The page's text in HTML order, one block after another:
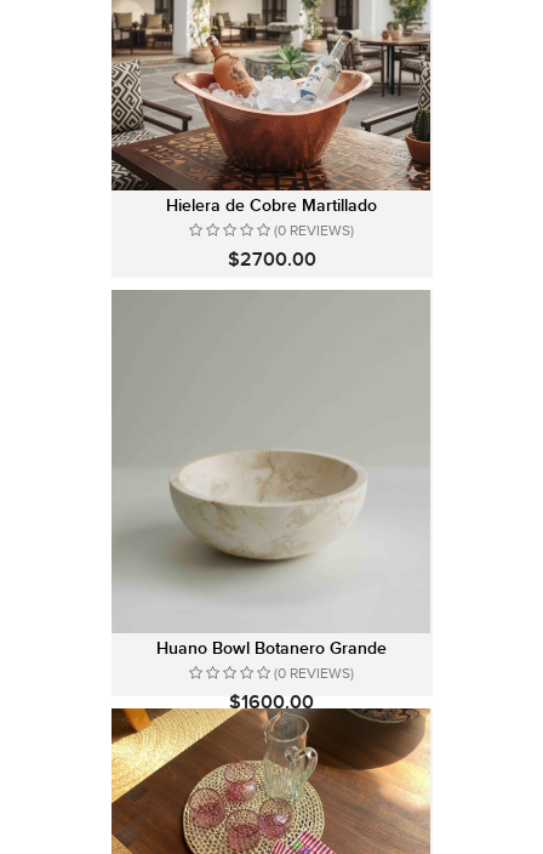
Hielera de Cobre Martillado
(0 REVIEWS)
$2700.00
Huano Bowl Botanero Grande
(0 REVIEWS)
$1600.00